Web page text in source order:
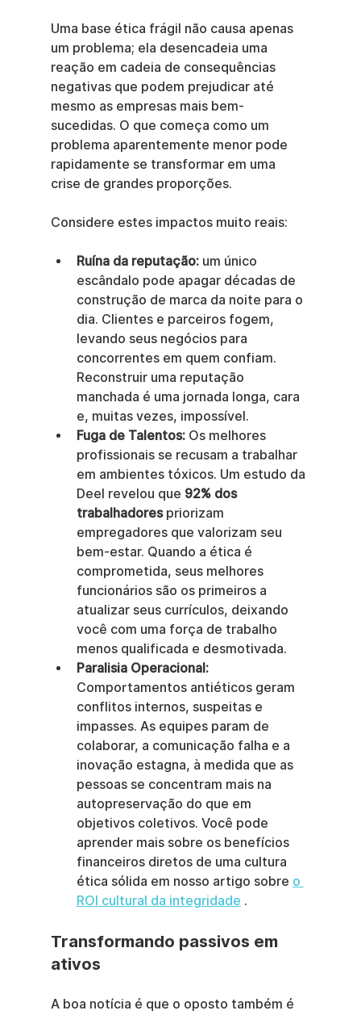
Uma base ética frágil não causa apenas
um problema; ela desencadeia uma
reação em cadeia de consequências
negativas que podem prejudicar até
mesmo as empresas mais bem-
sucedidas. O que começa como um
problema aparentemente menor pode
rapidamente se transformar em uma
crise de grandes proporções.
Considere estes impactos muito reais:
Ruína da reputação: um único
escândalo pode apagar décadas de
construção de marca da noite para o
dia. Clientes e parceiros fogem,
levando seus negócios para
concorrentes em quem confiam.
Reconstruir uma reputação
manchada é uma jornada longa, cara
e, muitas vezes, impossível.
Fuga de Talentos: Os melhores
profissionais se recusam a trabalhar
em ambientes tóxicos. Um estudo da
Deel revelou que 92% dos
trabalhadores priorizam
empregadores que valorizam seu
bem-estar. Quando a ética é
comprometida, seus melhores
funcionários são os primeiros a
atualizar seus currículos, deixando
você com uma força de trabalho
menos qualificada e desmotivada.
Paralisia Operacional:
Comportamentos antiéticos geram
conflitos internos, suspeitas e
impasses. As equipes param de
colaborar, a comunicação falha e a
inovação estagna, à medida que as
pessoas se concentram mais na
autopreservação do que em
objetivos coletivos. Você pode
aprender mais sobre os benefícios
financeiros diretos de uma cultura
ética sólida em nosso artigo sobre o
ROI cultural da integridade .
Transformando passivos em
ativos
A boa notícia é que o oposto também é